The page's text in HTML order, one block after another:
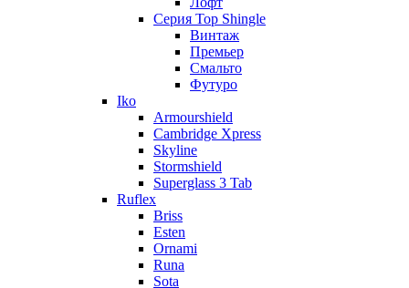
Серия Top Shingle
Винтаж
Премьер
Смальто
Футуро
Iko
Armourshield
Cambridge Xpress
Skyline
Stormshield
Superglass 3 Tab
Ruflex
Briss
Esten
Ornami
Runa
Sota